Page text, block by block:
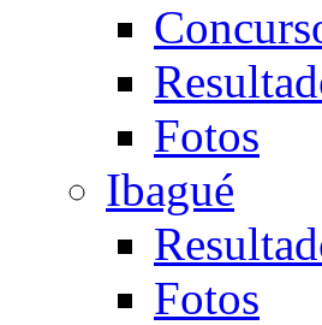
Fotos
Ibagué
Fotos